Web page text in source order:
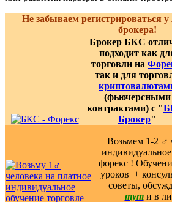
Не забываем регистрироваться у
брокера!
Брокер БКС
подходит как
торговли на
так и для
(фьючерсными
контрактами) с "
Брокер"
Возьмем 1-2 ‍♂️
форекс !
уроков ️ +
советы,
тут и в